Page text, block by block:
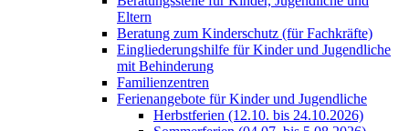
Eltern
Beratung zum Kinderschutz (für Fachkräfte)
Eingliederungshilfe für Kinder und Jugendliche
mit Behinderung
Familienzentren
Ferienangebote für Kinder und Jugendliche
Herbstferien (12.10. bis 24.10.2026)